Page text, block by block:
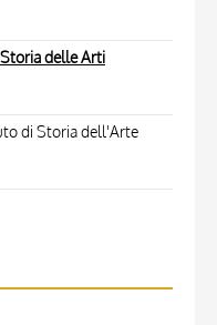
delle Arti
di Storia dell'Arte